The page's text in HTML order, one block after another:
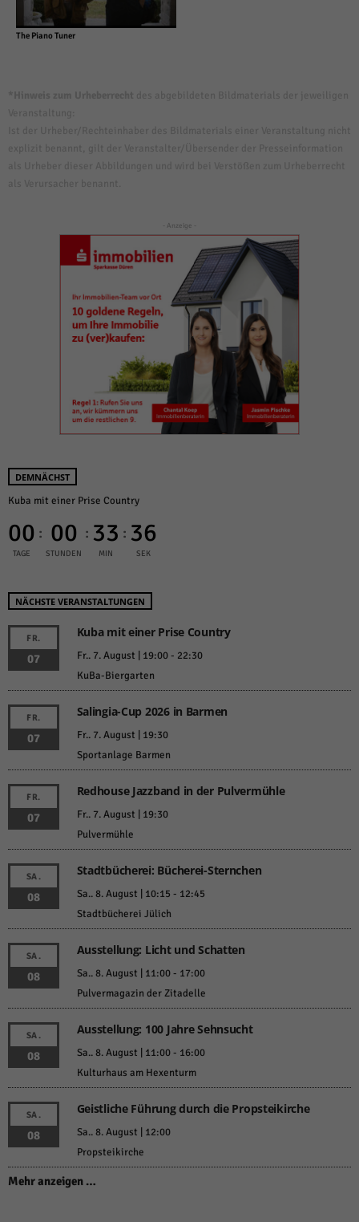
The Piano Tuner
- Anzeige -
DEMNÄCHST
Kuba mit einer Prise Country
00
TAGE
: 00
STUNDEN
: 33
MIN
: 35
SEK
NÄCHSTE VERANSTALTUNGEN
FR.
07
Kuba mit einer Prise Country
Fr.. 7. August | 19:00- 22:30
KuBa-Biergarten
FR.
07
Salingia-Cup 2026 in Barmen
Fr.. 7. August | 19:30
Sportanlage Barmen
FR.
07
Redhouse Jazzband in der Pulvermühle
Fr.. 7. August | 19:30
Pulvermühle
SA.
08
Stadtbücherei: Bücherei-Sternchen
Sa.. 8. August | 10:15 - 12:45
Stadtbücherei Jülich
SA.
08
Ausstellung: Licht und Schatten
Sa.. 8. August | 11:00- 17:00
Pulvermagazin der Zitadelle
SA.
08
Ausstellung: 100 Jahre Sehnsucht
Sa.. 8. August | 11:00- 16:00
Kulturhaus am Hexenturm
SA.
08
Geistliche Führung durch die Propsteikirche
Sa.. 8. August | 12:00
Propsteikirche
Mehr anzeigen …